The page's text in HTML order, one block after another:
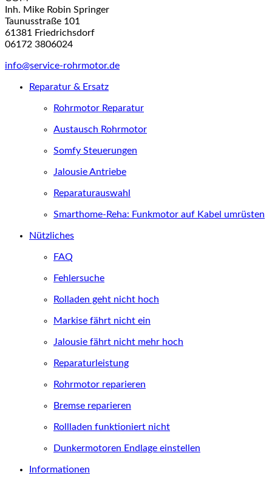
Inh. Mike Robin Springer
Taunusstraße 101
61381 Friedrichsdorf
06172 3806024
info@service-rohrmotor.de
Reparatur & Ersatz
Rohrmotor Reparatur
Austausch Rohrmotor
Somfy Steuerungen
Jalousie Antriebe
Reparaturauswahl
Smarthome-Reha: Funkmotor auf Kabel umrüsten
Nützliches
FAQ
Fehlersuche
Rolladen geht nicht hoch
Markise fährt nicht ein
Jalousie fährt nicht mehr hoch
Reparaturleistung
Rohrmotor reparieren
Bremse reparieren
Rollladen funktioniert nicht
Dunkermotoren Endlage einstellen
Informationen